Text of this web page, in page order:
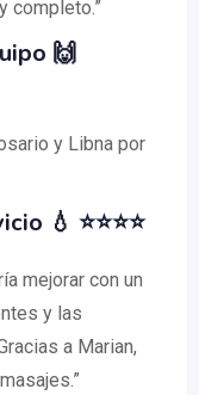
completo.”
🙌
y Libna por
💧 ⭐⭐⭐⭐
mejorar con un
y las
a Marian,